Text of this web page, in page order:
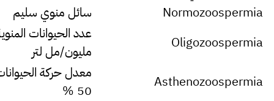
Normozoospermia
سائل منوي سليم
Oligozoospermia
مليون/مل لتر
Asthenozoospermia
معدل حركة
50 %